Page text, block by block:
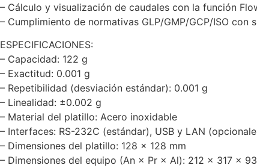
– Cálculo y visualización de caudales con la función
– Cumplimiento de normativas GLP/GMP/GCP/ISO con
ESPECIFICACIONES:
– Capacidad: 122 g
– Exactitud: 0.001 g
– Repetibilidad (desviación estándar): 0.001 g
– Linealidad: ±0.002 g
– Material del platillo: Acero inoxidable
– Interfaces: RS-232C (estándar), USB y LAN
– Dimensiones del platillo: 128 × 128 mm
– Dimensiones del equipo (An × Pr × Al): 212 × 317 ×